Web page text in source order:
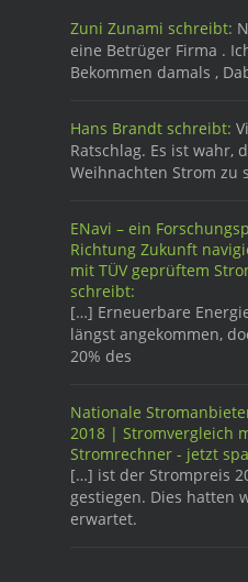
Zuni Zunami schreibt:
eine Betrüger Firma .
Bekommen damals ,
Hans Brandt schreibt:
Ratschlag. Es ist wahr,
Weihnachten Strom zu
ENavi – ein
Richtung Zukunft
mit TÜV geprüftem
schreibt:
[…] Erneuerbare
längst angekommen,
20% des
Nationale
2018 | Stromvergleich
Stromrechner - jetzt
[…] ist der Strompreis
gestiegen. Dies hatten
erwartet.